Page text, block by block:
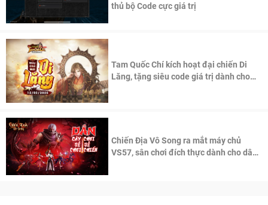
thủ bộ Code cực giá trị
Tam Quốc Chí kích hoạt đại chiến Di
Lăng, tặng siêu code giá trị dành cho
Chiến Địa Vô Song ra mắt máy chủ
VS57, sân chơi đích thực dành cho dân